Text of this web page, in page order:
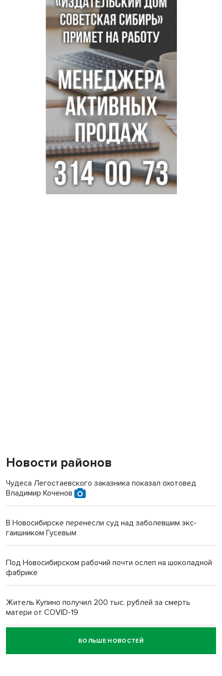
Новости районов
Чудеса Легостаевского заказника показал охотовед
Владимир Коченов
В Новосибирске перенесли суд над заболевшим экс-
гаишником Гусевым
Под Новосибирском рабочий почти ослеп на шоколадной
фабрике
Житель Купино получил 200 тыс. рублей за смерть
матери от COVID-19
Новосибирский суд наказал водителя за смерть
пенсионерки на вокзале
БОЛЬШЕ НОВОСТЕЙ